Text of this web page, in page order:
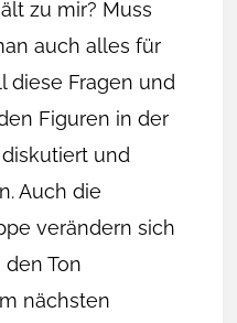
zu mir? Muss
auch alles für
diese Fragen und
Figuren in der
und
Auch die
verändern sich
Ton
nächsten